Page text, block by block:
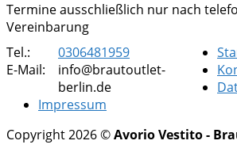
Termine ausschließlich nur nach
Vereinbarung
Tel.:
E-Mail:
0306481959
info@brautoutlet-
berlin.de
Impressum
Copyright 2026 ©Avorio Vestito -